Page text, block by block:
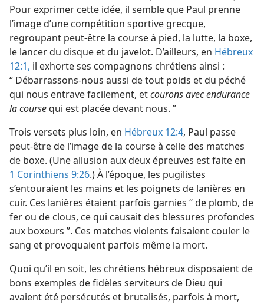
prend plaisir
La Tour de Garde annonce le Royaume de Jéhovah 1989
Pour exprimer cette idée, il semble que Paul prenne
l’image d’une compétition sportive grecque,
regroupant peut-être la course à pied, la lutte, la boxe,
le lancer du disque et du javelot. D’ailleurs, en Hébreux
12:1, il exhorte ses compagnons chrétiens ainsi :
“ Débarrassons-nous aussi de tout poids et du péché
qui nous entrave facilement, etcourons avec endurance
la coursequi est placée devant nous. ”
Trois versets plus loin, en Hébreux 12:4, Paul passe
peut-être de l’image de la course à celle des matches
de boxe. (Une allusion aux deux épreuves est faite en
1 Corinthiens 9:26.) À l’époque, les pugilistes
s’entouraient les mains et les poignets de lanières en
cuir. Ces lanières étaient parfois garnies “ de plomb, de
fer ou de clous, ce qui causait des blessures profondes
aux boxeurs ”. Ces matches violents faisaient couler le
sang et provoquaient parfois même la mort.
Quoi qu’il en soit, les chrétiens hébreux disposaient de
bons exemples de fidèles serviteurs de Dieu qui
avaient été persécutés et brutalisés, parfois à mort,